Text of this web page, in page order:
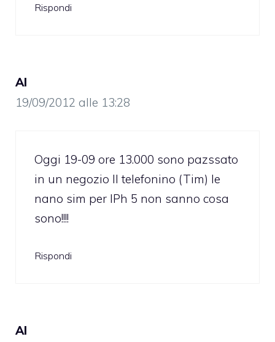
Rispondi
Al
19/09/2012 alle 13:28
Oggi 19-09 ore 13.000 sono pazssato
in un negozio Il telefonino (Tim) le
nano sim per IPh 5 non sanno cosa
sono!!!!
Rispondi
Al